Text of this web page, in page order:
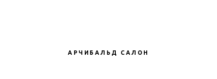
АРЧИБАЛЬД САЛОН